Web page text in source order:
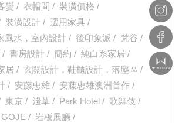
變 衣帽間
裝潢價格
裝潢設計
選用家具
風水，室內設計
後印象派
梵谷
書房設計 簡約
純白系家居
居
玄關設計，鞋櫃設計，落塵區
安藤忠雄
安藤忠雄澳洲首作
東京 淺草 Park Hotel
歌舞伎
GOJE 岩板展廳